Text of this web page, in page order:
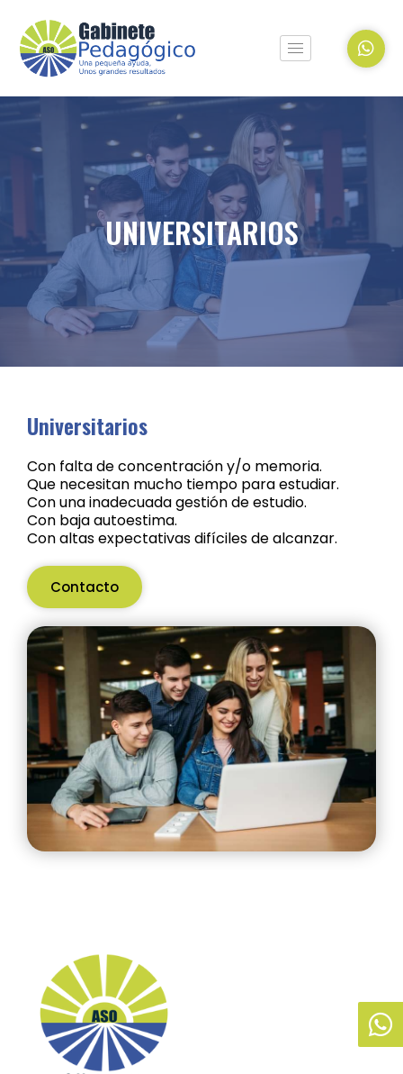
UNIVERSITARIOS
Universitarios
Con falta de concentración y/o memoria.
Que necesitan mucho tiempo para estudiar.
Con una inadecuada gestión de estudio.
Con baja autoestima.
Con altas expectativas difíciles de alcanzar.
Contacto